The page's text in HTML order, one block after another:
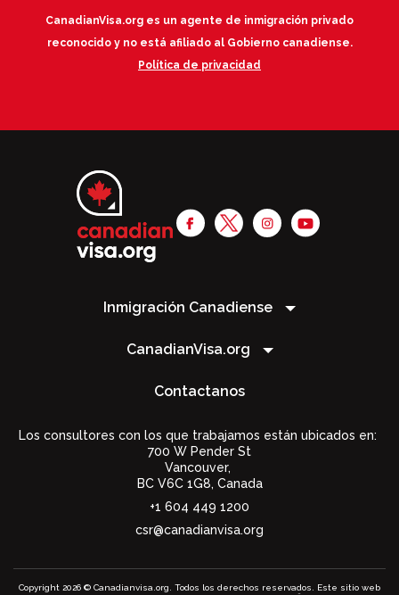
CanadianVisa.org es un agente de inmigración privado
reconocido y no está afiliado al Gobierno canadiense.
Política de privacidad
Inmigración Canadiense
CanadianVisa.org
Contactanos
Los consultores con los que trabajamos están ubicados en:
700 W Pender St
Vancouver,
BC V6C 1G8, Canada
+1 604 449 1200
csr@canadianvisa.org
Copyright 2026 © Canadianvisa.org. Todos los derechos reservados. Este sitio web